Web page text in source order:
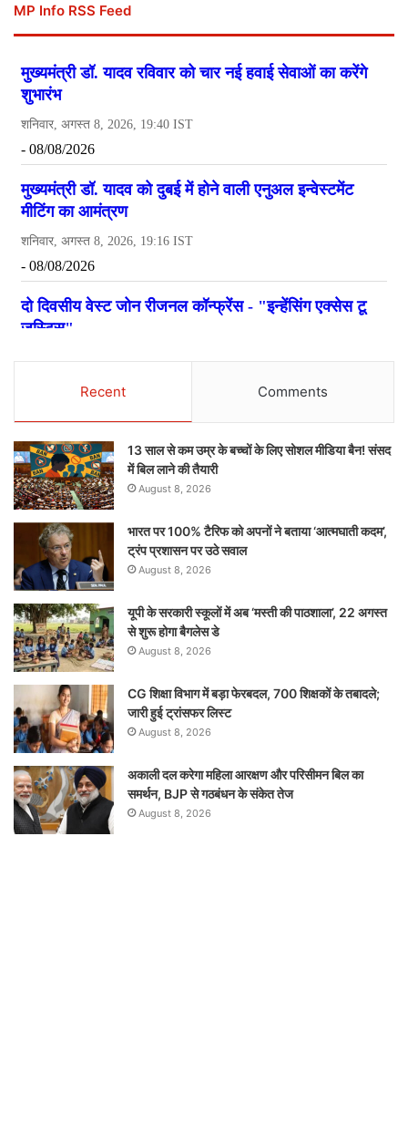
MP Info RSS Feed
Recent Comments
13 साल से कम उम्र के बच्चों के लिए सोशल मीडिया बैन! संसद
में बिल लाने की तैयारी
August 8, 2026
भारत पर 100% टैरिफ को अपनों ने बताया ‘आत्मघाती कदम’,
ट्रंप प्रशासन पर उठे सवाल
August 8, 2026
यूपी के सरकारी स्कूलों में अब ‘मस्ती की पाठशाला’, 22 अगस्त
से शुरू होगा बैगलेस डे
August 8, 2026
CG शिक्षा विभाग में बड़ा फेरबदल, 700 शिक्षकों के तबादले;
जारी हुई ट्रांसफर लिस्ट
August 8, 2026
अकाली दल करेगा महिला आरक्षण और परिसीमन बिल का
समर्थन, BJP से गठबंधन के संकेत तेज
August 8, 2026